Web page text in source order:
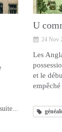
U
24 Nov
Les
et le